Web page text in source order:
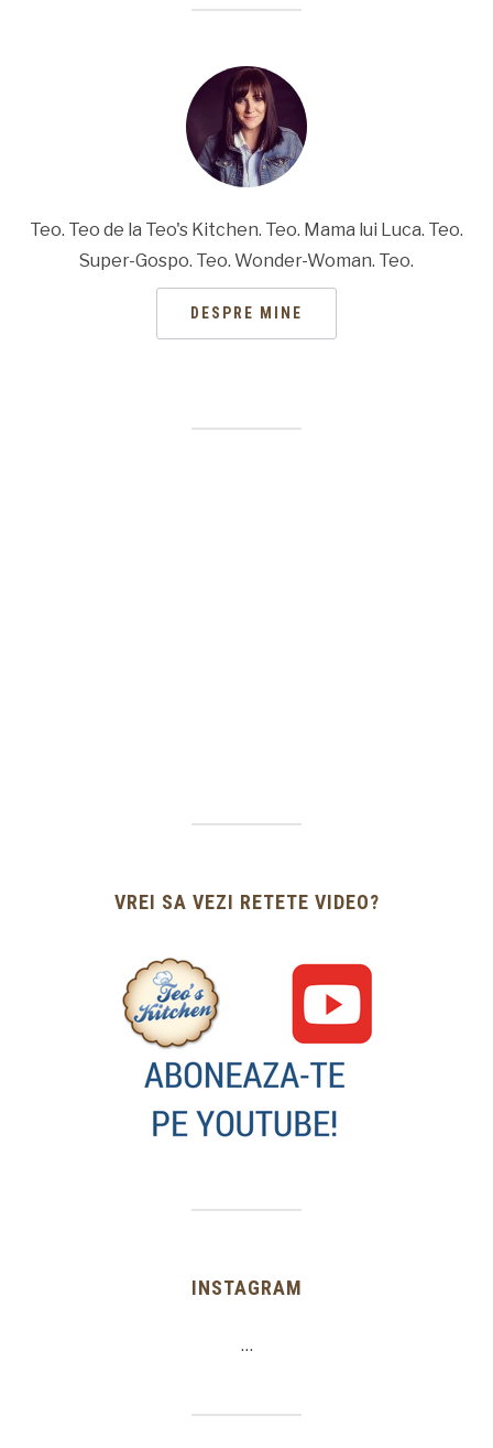
Teo. Teo de la Teo's Kitchen. Teo. Mama lui Luca. Teo.
Super-Gospo. Teo. Wonder-Woman. Teo.
DESPRE MINE
VREI SA VEZI RETETE VIDEO?
INSTAGRAM
…